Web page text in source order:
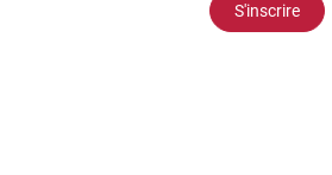
S'inscrire